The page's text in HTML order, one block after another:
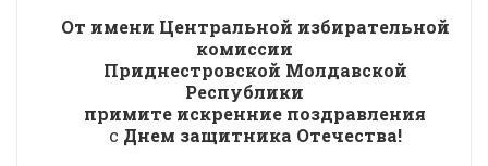
От имени Центральной избирательной
комиссии
Приднестровской Молдавской
Республики
примите искренние поздравления
с Днем защитника Отечества!